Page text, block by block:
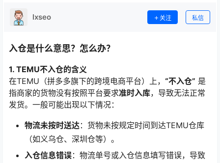
lxseo 关注 私信
入仓是什么意思？怎么办？
1. TEMU不入仓的含义
在TEMU（拼多多旗下的跨境电商平台）上， “不入仓” 是
指商家的货物没有按照平台要求准时入库，导致无法正常
发货。一般可能出现以下情况：
物流未按时送达：货物未按规定时间到达TEMU仓库
（如义乌仓、深圳仓等）。
入仓信息错误：物流单号或入仓信息填写错误，导致